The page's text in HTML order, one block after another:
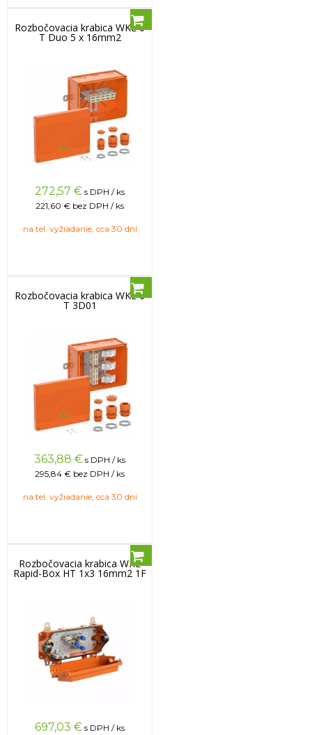
Rozbočovacia krabica WKE 6
T Duo 5 x 16mm2
272,57 € s DPH / ks
221,60 € bez DPH / ks
na tel. vyžiadanie, cca 30 dní
Rozbočovacia krabica WKE 6
T 3D01
363,88 € s DPH / ks
295,84 € bez DPH / ks
na tel. vyžiadanie, cca 30 dní
Rozbočovacia krabica WKE
Rapid-Box HT 1x3 16mm2 1F
697,03 € s DPH / ks